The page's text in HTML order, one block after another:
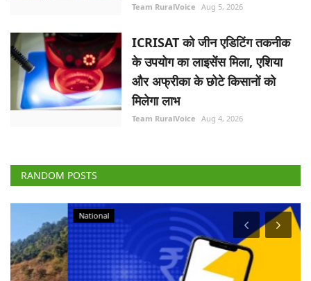
Team RuralVoice Aug 5, 2026
ICRISAT को जीन एडिटिंग तकनीक
के उपयोग का लाइसेंस मिला, एशिया
और अफ्रीका के छोटे किसानों को
मिलेगा लाभ
Team RuralVoice Aug 4, 2026
RANDOM POSTS